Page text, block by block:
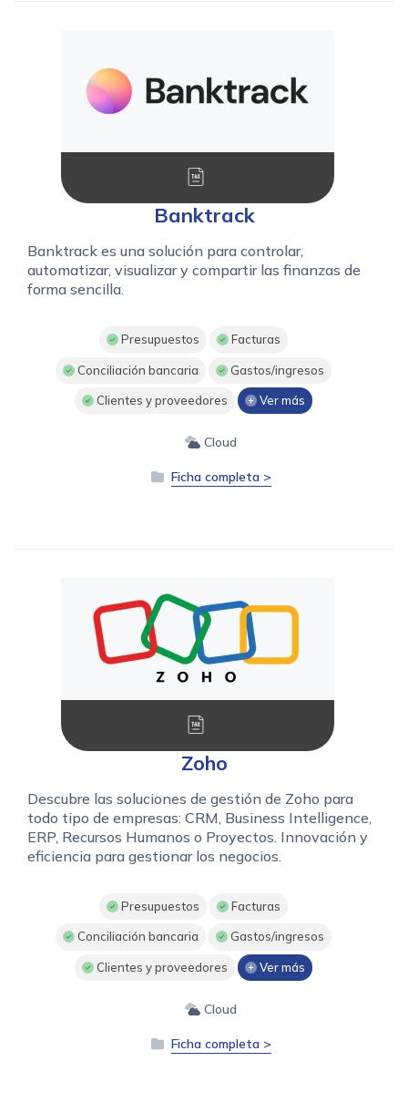
Banktrack
Banktrack es una solución para controlar,
automatizar, visualizar y compartir las finanzas de
forma sencilla.
Presupuestos Facturas
Conciliación bancaria Gastos/ingresos
Clientes y proveedores Ver más
Cloud
Ficha completa >
Zoho
Descubre las soluciones de gestión de Zoho para
todo tipo de empresas: CRM, Business Intelligence,
ERP, Recursos Humanos o Proyectos. Innovación y
eficiencia para gestionar los negocios.
Presupuestos Facturas
Conciliación bancaria Gastos/ingresos
Clientes y proveedores Ver más
Cloud
Ficha completa >